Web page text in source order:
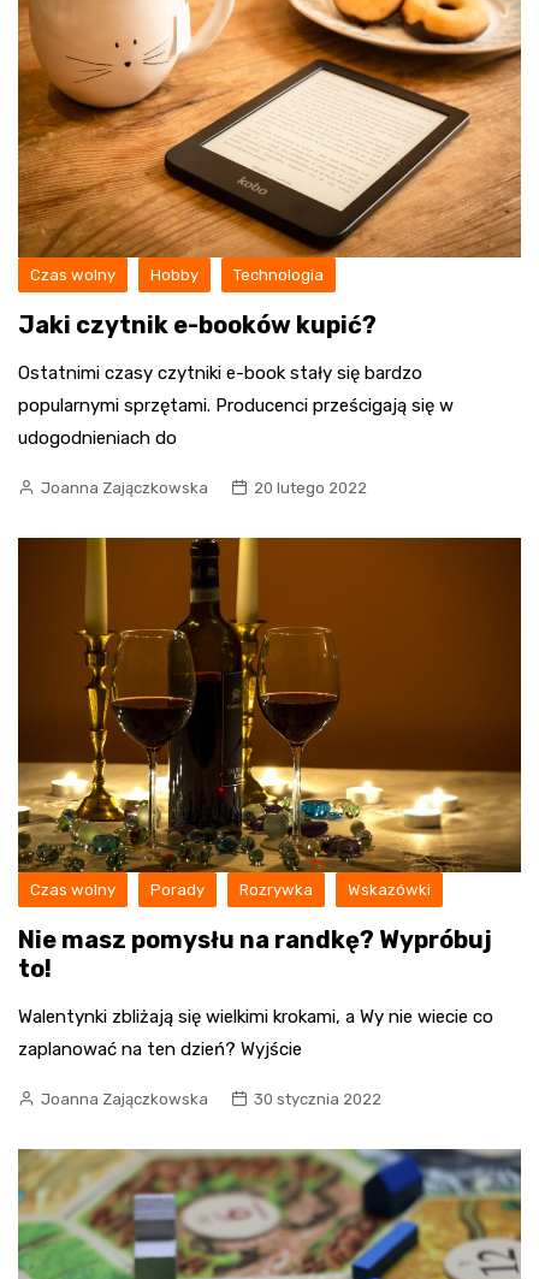
Czas wolny Hobby Technologia
Jaki czytnik e-booków kupić?
Ostatnimi czasy czytniki e-book stały się bardzo
popularnymi sprzętami. Producenci prześcigają się w
udogodnieniach do
Joanna Zajączkowska 20 lutego 2022
Czas wolny Porady Rozrywka Wskazówki
Nie masz pomysłu na randkę? Wypróbuj
to!
Walentynki zbliżają się wielkimi krokami, a Wy nie wiecie co
zaplanować na ten dzień? Wyjście
Joanna Zajączkowska 30 stycznia 2022